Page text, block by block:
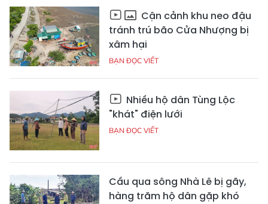
Cận cảnh khu neo đậu
tránh trú bão Cửa Nhượng bị
xâm hại
BẠN ĐỌC VIẾT
Nhiều hộ dân Tùng Lộc
"khát" điện lưới
BẠN ĐỌC VIẾT
Cầu qua sông Nhà Lê bị gãy,
hàng trăm hộ dân gặp khó